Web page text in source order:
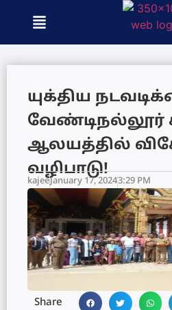
யுக்திய
வேண்டிநல்லூர்
ஆலயத்தில்
வழிபாடு!
kajeeJanuary 17, 20243:29 PM
Share